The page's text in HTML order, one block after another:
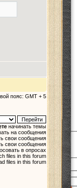
пояс: GMT + 5
начинать темы
на сообщения
свои сообщения
свои сообщения
в опросах
files in this forum
files in this forum